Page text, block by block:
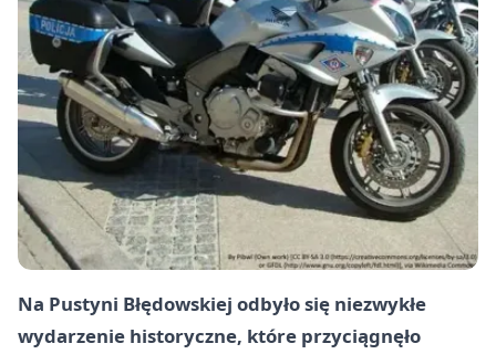
Na Pustyni Błędowskiej odbyło się niezwykłe
wydarzenie historyczne, które przyciągnęło